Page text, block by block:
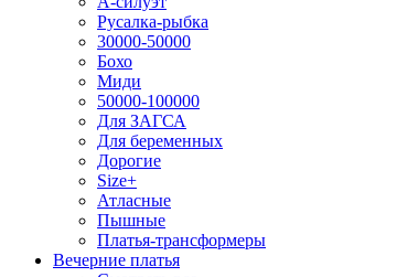
Русалка-рыбка
30000-50000
Бохо
Миди
50000-100000
Для ЗАГСА
Для беременных
Дорогие
Size+
Атласные
Пышные
Платья-трансформеры
Вечерние платья